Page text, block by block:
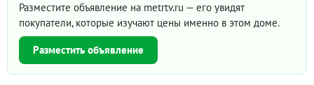
Разместите объявление на metrtv.ru — его увидят
покупатели, которые изучают цены именно в этом доме.
Разместить объявление